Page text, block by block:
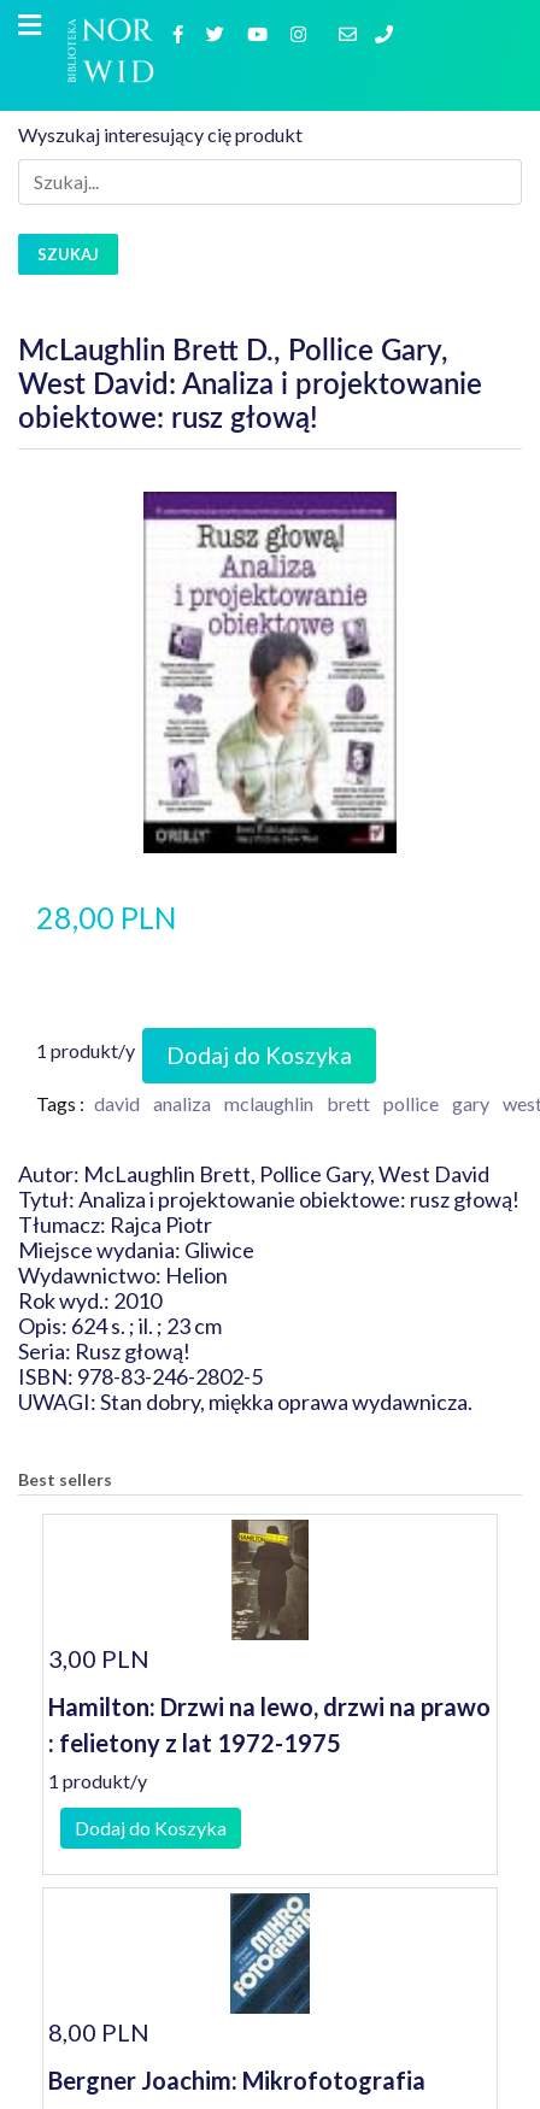
Wyszukaj interesujący cię produkt
SZUKAJ
McLaughlin Brett D., Pollice Gary,
West David: Analiza i projektowanie
obiektowe: rusz głową!
28,00 PLN
1 produkt/y Dodaj do Koszyka
Tags : david analiza mclaughlin brett pollice gary
Autor: McLaughlin Brett, Pollice Gary, West David
Tytuł: Analiza i projektowanie obiektowe: rusz głową!
Tłumacz: Rajca Piotr
Miejsce wydania: Gliwice
Wydawnictwo: Helion
Rok wyd.: 2010
Opis: 624 s. ; il. ; 23 cm
Seria: Rusz głową!
ISBN: 978-83-246-2802-5
UWAGI: Stan dobry, miękka oprawa wydawnicza.
Best sellers
3,00 PLN
Hamilton: Drzwi na lewo, drzwi na prawo
: felietony z lat 1972-1975
1 produkt/y
Dodaj do Koszyka
8,00 PLN
Bergner Joachim: Mikrofotografia